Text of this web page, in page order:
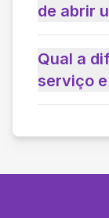
de abrir
Qual a
serviço e